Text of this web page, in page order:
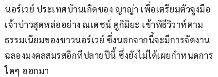
นอร์เวย์ ประเทศบ้านเกิดของ ญาญ่า เพื่อเตรียมตัวจูงมือ
เจ้าบ่าวสุดหล่ออย่าง ณเดชน์ คูกิมิยะ เข้าพิธีวิวาห์ตาม
ธรรมเนียมของชาวนอร์เวย์ ซึ่งนอกจากนี้จะมีการจัดงาน
ฉลองมงคลสมรสอีกทีปลายปีนี้ ซึ่งยังไม่ได้เผยกำหนดการ
ใดๆ ออกมา